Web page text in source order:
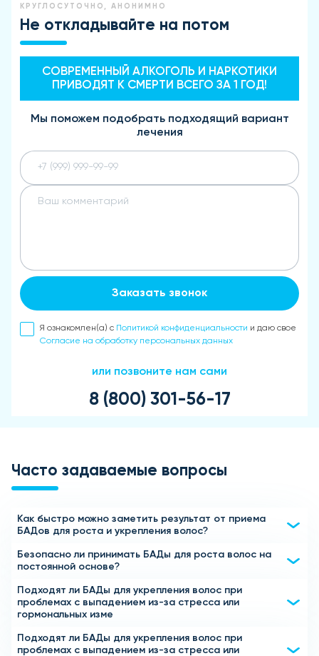
КРУГЛОСУТОЧНО, АНОНИМНО
Не откладывайте на потом
СОВРЕМЕННЫЙ АЛКОГОЛЬ И НАРКОТИКИ
ПРИВОДЯТ К СМЕРТИ ВСЕГО ЗА 1 ГОД!
Мы поможем подобрать подходящий вариант
лечения
Заказать звонок
Я ознакомлен(а) с Политикой конфиденциальности и даю свое
Согласие на обработку персональных данных
или позвоните нам сами
8 (800) 301-56-17
Часто задаваемые вопросы
Как быстро можно заметить результат от приема
БАДов для роста и укрепления волос?
Эффект от приема БАДов для волос обычно становится
заметен через 4-6 недель. Волосы начинают меньше
выпадать, приобретают здоровый блеск и становятся
более густыми и крепкими. Для максимального
результата рекомендуется пройти полный курс,
Безопасно ли принимать БАДы для роста волос на
постоянной основе?
Да, большинство БАДов для укрепления волос содержат
натуральные компоненты, витамины и микроэлементы,
необходимые для здоровья волос. Тем не менее, перед
длительным приемом рекомендуется
проконсультироваться с врачом или трихологом для
Подходят ли БАДы для укрепления волос при
проблемах с выпадением из-за стресса или
гормональных изме
Да, многие БАДы для волос содержат витамины группы B,
Подходят ли БАДы для укрепления волос при
проблемах с выпадением из-за стресса или